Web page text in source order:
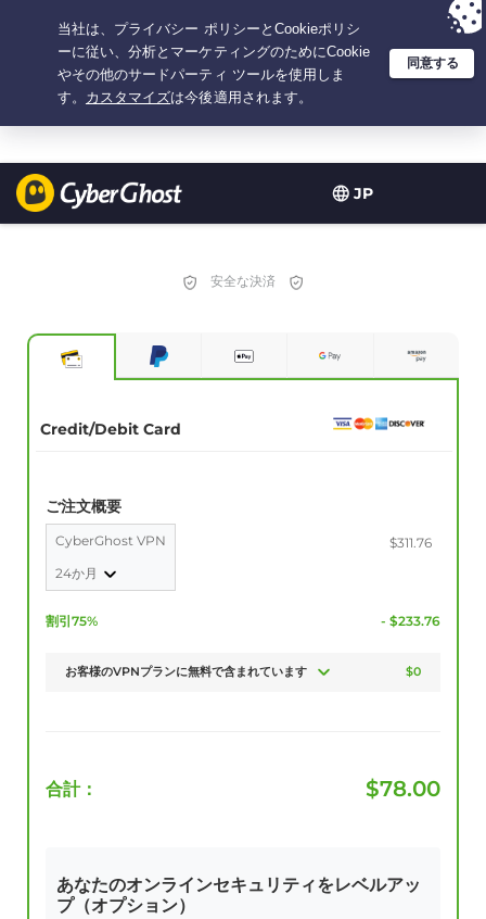
JP
選択プラン：3.3333333333333年間 $ 2.23/月の 大特価
安全な決済
Credit/Debit Card
ご注文概要
CyberGhost VPN
24か月
$311.76
割引75% - $233.76
お客様のVPNプランに無料で含まれています $0
合計： $78.00
あなたのオンラインセキュリティをレベルアッ
プ（オプション）